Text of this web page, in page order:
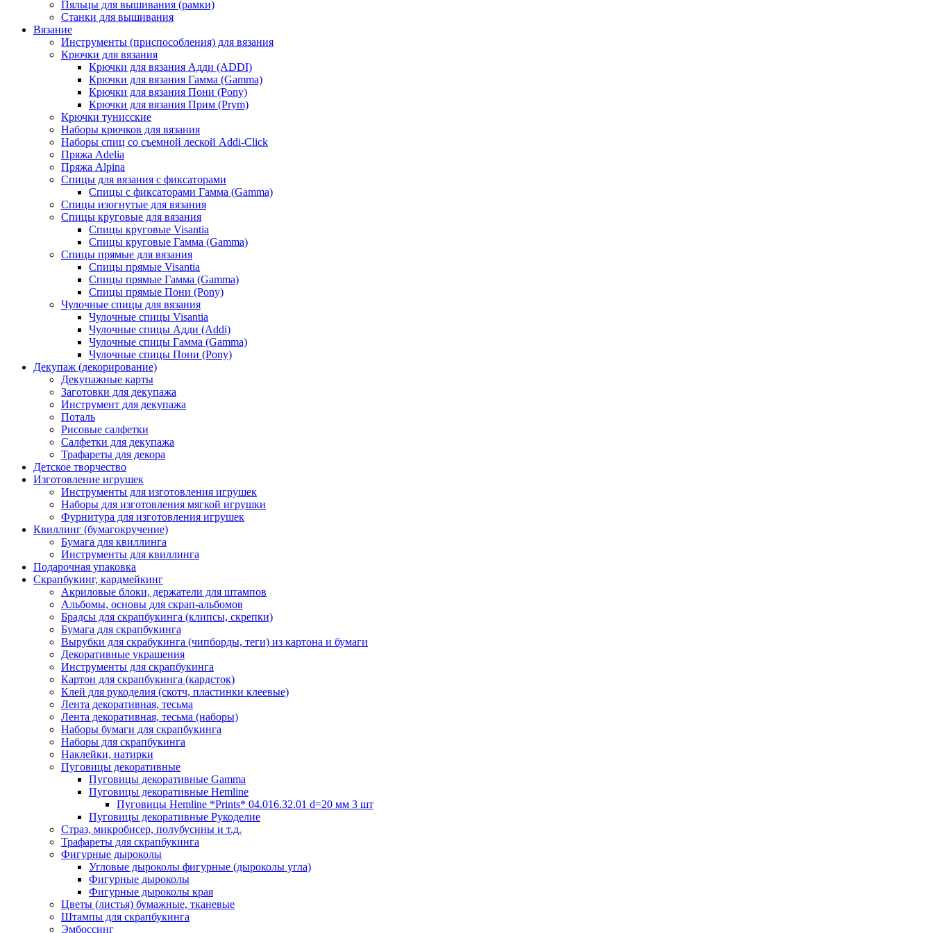
Пяльцы для вышивания (рамки)
Станки для вышивания
Вязание
Инструменты (приспособления) для вязания
Крючки для вязания
Крючки для вязания Адди (ADDI)
Крючки для вязания Гамма (Gamma)
Крючки для вязания Пони (Pony)
Крючки для вязания Прим (Prym)
Крючки тунисские
Наборы крючков для вязания
Наборы спиц со съемной леской Addi-Click
Пряжа Adelia
Пряжа Alpina
Спицы для вязания с фиксаторами
Спицы с фиксаторами Гамма (Gamma)
Спицы изогнутые для вязания
Спицы круговые для вязания
Спицы круговые Visantia
Спицы круговые Гамма (Gamma)
Спицы прямые для вязания
Спицы прямые Visantia
Спицы прямые Гамма (Gamma)
Спицы прямые Пони (Pony)
Чулочные спицы для вязания
Чулочные спицы Visantia
Чулочные спицы Адди (Addi)
Чулочные спицы Гамма (Gamma)
Чулочные спицы Пони (Pony)
Декупаж (декорирование)
Декупажные карты
Заготовки для декупажа
Инструмент для декупажа
Поталь
Рисовые салфетки
Салфетки для декупажа
Трафареты для декора
Детское творчество
Изготовление игрушек
Инструменты для изготовления игрушек
Наборы для изготовления мягкой игрушки
Фурнитура для изготовления игрушек
Квиллинг (бумагокручение)
Бумага для квиллинга
Инструменты для квиллинга
Подарочная упаковка
Скрапбукинг, кардмейкинг
Акриловые блоки, держатели для штампов
Альбомы, основы для скрап-альбомов
Брадсы для скрапбукинга (клипсы, скрепки)
Бумага для скрапбукинга
Вырубки для скрабукинга (чипборды, теги) из картона и бумаги
Декоративные украшения
Инструменты для скрапбукинга
Картон для скрапбукинга (кардсток)
Клей для рукоделия (скотч, пластинки клеевые)
Лента декоративная, тесьма
Лента декоративная, тесьма (наборы)
Наборы бумаги для скрапбукинга
Наборы для скрапбукинга
Наклейки, натирки
Пуговицы декоративные
Пуговицы декоративные Gamma
Пуговицы декоративные Hemline
Пуговицы Hemline *Prints* 04.016.32.01 d=20 мм 3 шт
Пуговицы декоративные Рукоделие
Страз, микробисер, полубусины и т.д.
Трафареты для скрапбукинга
Фигурные дыроколы
Угловые дыроколы фигурные (дыроколы угла)
Фигурные дыроколы
Фигурные дыроколы края
Цветы (листья) бумажные, тканевые
Штампы для скрапбукинга
Эмбоссинг